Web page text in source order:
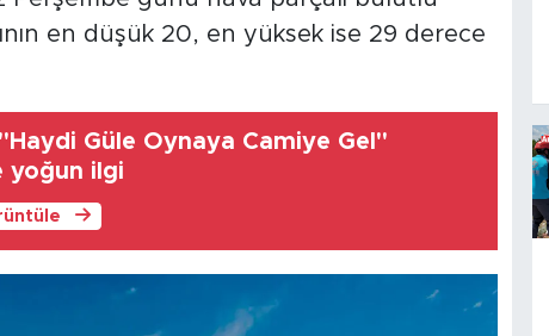
en düşük 20, en yüksek ise 29 derece
Güle Oynaya Camiye Gel"
yoğun ilgi